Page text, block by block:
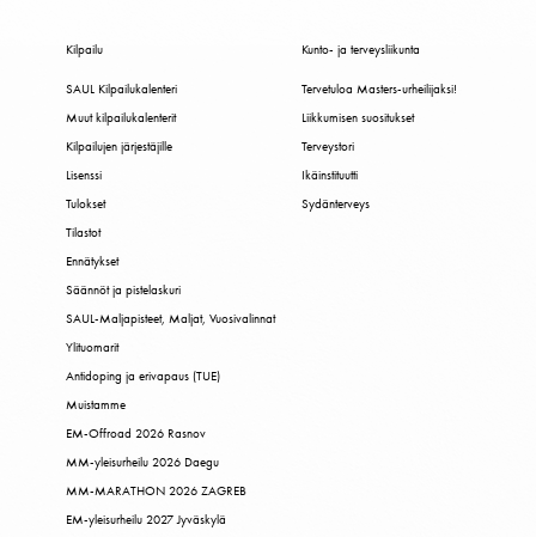
Kilpailu
SAUL Kilpailukalenteri
Muut kilpailukalenterit
Kilpailujen järjestäjille
Lisenssi
Tulokset
Tilastot
Ennätykset
Säännöt ja pistelaskuri
SAUL-Maljapisteet, Maljat, Vuosivalinnat
Ylituomarit
Antidoping ja erivapaus (TUE)
Muistamme
EM-Offroad 2026 Rasnov
MM-yleisurheilu 2026 Daegu
MM-MARATHON 2026 ZAGREB
EM-yleisurheilu 2027 Jyväskylä
Kunto- ja terveysliikunta
Tervetuloa Masters-urheilijaksi!
Liikkumisen suositukset
Terveystori
Ikäinstituutti
Sydänterveys